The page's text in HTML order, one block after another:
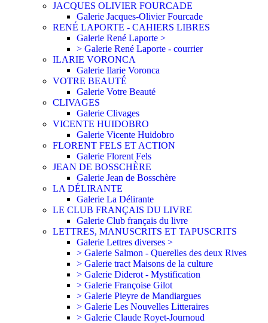
JACQUES OLIVIER FOURCADE
Galerie Jacques-Olivier Fourcade
RENÉ LAPORTE - CAHIERS LIBRES
Galerie René Laporte >
> Galerie René Laporte - courrier
ILARIE VORONCA
Galerie Ilarie Voronca
VOTRE BEAUTÉ
Galerie Votre Beauté
CLIVAGES
Galerie Clivages
VICENTE HUIDOBRO
Galerie Vicente Huidobro
FLORENT FELS ET ACTION
Galerie Florent Fels
JEAN DE BOSSCHÈRE
Galerie Jean de Bosschère
LA DÉLIRANTE
Galerie La Délirante
LE CLUB FRANÇAIS DU LIVRE
Galerie Club français du livre
LETTRES, MANUSCRITS ET TAPUSCRITS
Galerie Lettres diverses >
> Galerie Salmon - Querelles des deux Rives
> Galerie tract Maisons de la culture
> Galerie Diderot - Mystification
> Galerie Françoise Gilot
> Galerie Pieyre de Mandiargues
> Galerie Les Nouvelles Litteraires
> Galerie Claude Royet-Journoud